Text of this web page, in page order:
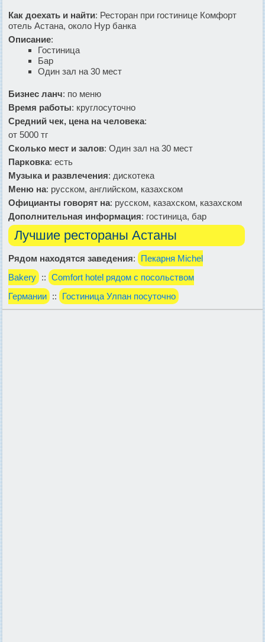
Как доехать и найти: Ресторан при гостинице Комфорт
отель Астана, около Нур банка
Описание:
Гостиница
Бар
Один зал на 30 мест
Бизнес ланч: по меню
Время работы: круглосуточно
Средний чек, цена на человека:
от 5000 тг
Сколько мест и залов: Один зал на 30 мест
Парковка: есть
Музыка и развлечения: дискотека
Меню на: русском, английском, казахском
Официанты говорят на: русском, казахском, казахском
Дополнительная информация: гостиница, бар
Лучшие рестораны Астаны
Рядом находятся заведения:
Пекарня Michel
Bakery :: Comfort hotel рядом с посольством
Германии :: Гостиница Улпан посуточно